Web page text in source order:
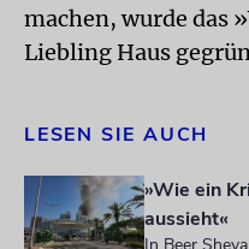
machen, wurde das
Liebling Haus
LESEN SIE AUCH
»Wie ein
aussieht«
In Beer